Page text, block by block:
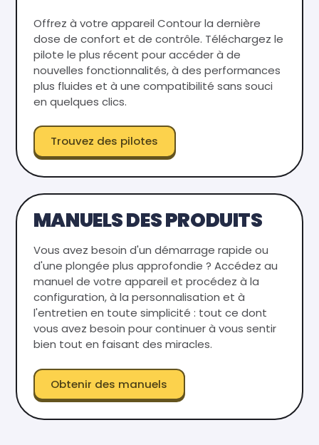
Offrez à votre appareil Contour la dernière
dose de confort et de contrôle. Téléchargez le
pilote le plus récent pour accéder à de
nouvelles fonctionnalités, à des performances
plus fluides et à une compatibilité sans souci
en quelques clics.
Trouvez des pilotes
MANUELS DES PRODUITS
Vous avez besoin d'un démarrage rapide ou
d'une plongée plus approfondie ? Accédez au
manuel de votre appareil et procédez à la
configuration, à la personnalisation et à
l'entretien en toute simplicité : tout ce dont
vous avez besoin pour continuer à vous sentir
bien tout en faisant des miracles.
Obtenir des manuels